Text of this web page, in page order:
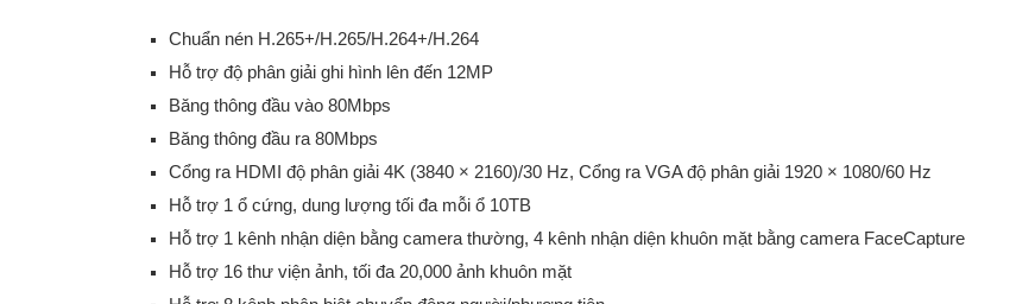
Chuẩn nén H.265+/H.265/H.264+/H.264
Hỗ trợ độ phân giải ghi hình lên đến 12MP
Băng thông đầu vào 80Mbps
Băng thông đầu ra 80Mbps
Cổng ra HDMI độ phân giải 4K (3840 × 2160)/30 Hz, Cổng ra VGA độ phân giải 1920 × 1080/60 Hz
Hỗ trợ 1 ổ cứng, dung lượng tối đa mỗi ổ 10TB
Hỗ trợ 1 kênh nhận diện bằng camera thường, 4 kênh nhận diện khuôn mặt bằng camera FaceCapture
Hỗ trợ 16 thư viện ảnh, tối đa 20,000 ảnh khuôn mặt